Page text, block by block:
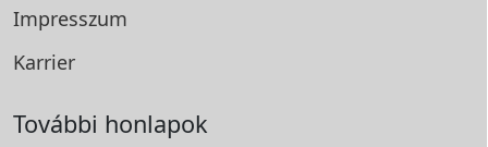
Impresszum
Karrier
További honlapok